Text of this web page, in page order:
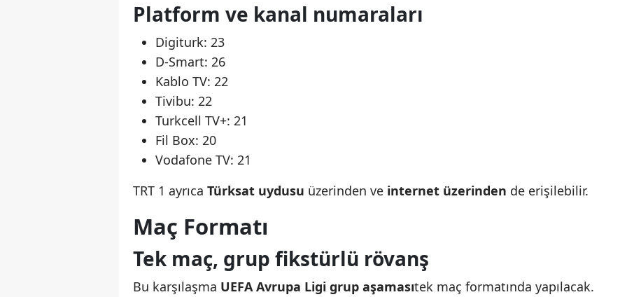
Platform ve kanal numaraları
Digiturk: 23
D-Smart: 26
Kablo TV: 22
Tivibu: 22
Turkcell TV+: 21
Fil Box: 20
Vodafone TV: 21
TRT 1 ayrıca Türksat uydusu üzerinden ve internet üzerinden de erişilebilir.
Maç Formatı
Tek maç, grup fikstürlü rövanş
Bu karşılaşma UEFA Avrupa Ligi grup aşamasıtek maç formatında yapılacak.